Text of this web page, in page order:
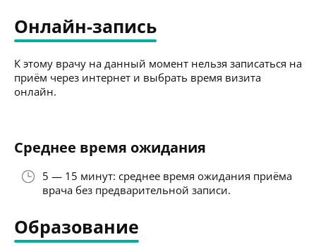
Онлайн-запись
К этому врачу на данный момент нельзя записаться на
приём через интернет и выбрать время визита
онлайн.
Среднее время ожидания
5 — 15 минут: среднее время ожидания приёма
врача без предварительной записи.
Образование